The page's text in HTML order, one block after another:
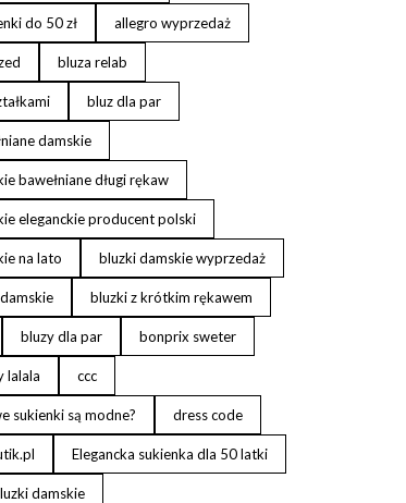
do 50 zł allegro wyprzedaż
bluza relab
bluz dla par
damskie
bawełniane długi rękaw
eleganckie producent polski
na lato bluzki damskie wyprzedaż
bluzki z krótkim rękawem
bluzy dla par bonprix sweter
lalala ccc
sukienki są modne? dress code
Elegancka sukienka dla 50 latki
damskie